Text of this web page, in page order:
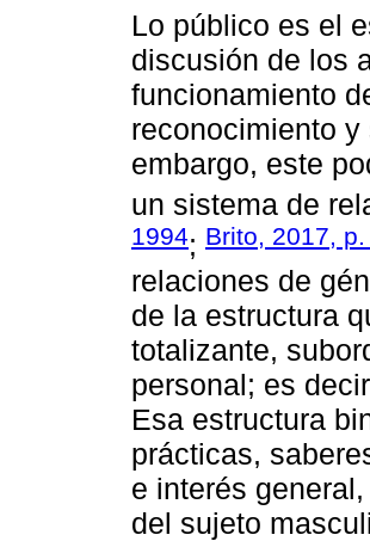
Lo público es el
discusión de los
funcionamiento
reconocimiento
embargo, este
un sistema de
1994; Brito, 2017, p.
relaciones de
de la estructura
totalizante,
personal; es
Esa estructura
prácticas,
e interés
del sujeto